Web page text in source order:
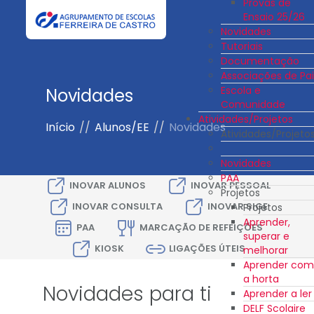
Ensaio 25/26
Novidades
Tutoriais
Documentação
Associações de
Escola e
Comunidade
Atividades/Projetos
Atividades/
Novidades
PAA
Projetos
Projetos
Aprender,
superar e
melhorar
Aprender com
a horta
Aprender a ler
DELF Scolaire
Novidades
Início // Alunos/EE // Novidades
INOVAR ALUNOS
INOVAR PESSOAL
INOVAR CONSULTA
INOVAR SIGE
PAA
MARCAÇÃO DE REFEIÇÕES
KIOSK
LIGAÇÕES ÚTEIS
Novidades para ti